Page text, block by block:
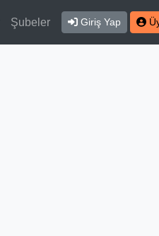
Şubeler Giriş Yap